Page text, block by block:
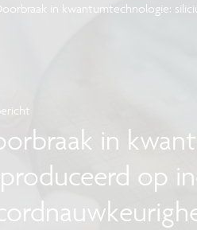
in kwantumtechnologie:
in
op